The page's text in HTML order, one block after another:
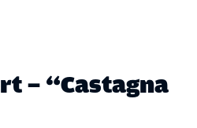
– “Castagna